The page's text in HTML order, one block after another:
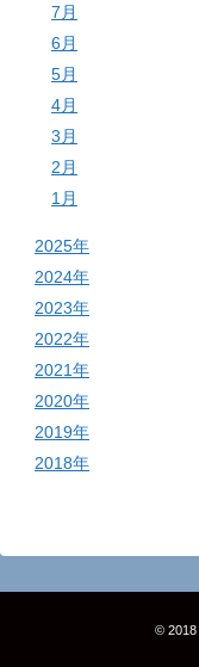
7月
6月
5月
4月
3月
2月
1月
2025年
2024年
2023年
2022年
2021年
2020年
2019年
2018年
© 2018